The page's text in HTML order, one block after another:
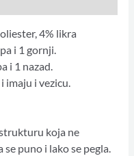
4% likra
i 1 gornji.
i 1 nazad.
imaju i vezicu.
koja ne
se puno i lako se pegla.